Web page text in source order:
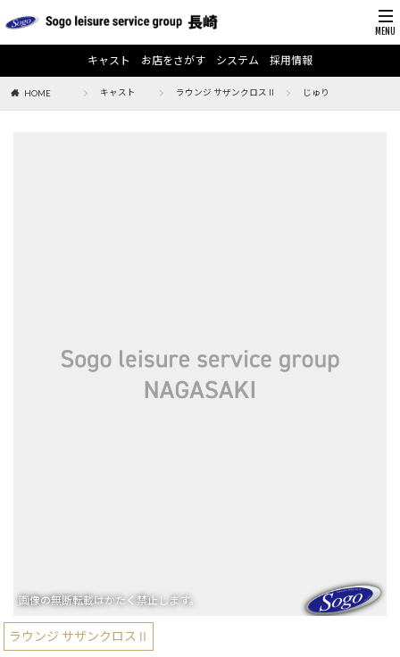
キャスト お店をさがす システム 採用情報
HOME キャスト ラウンジ サザンクロスⅡ じゅり
ラウンジ サザンクロスⅡ